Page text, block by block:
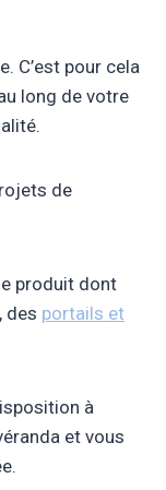
C’est pour cela
long de votre
de
produit dont
, des portails et
à
et vous